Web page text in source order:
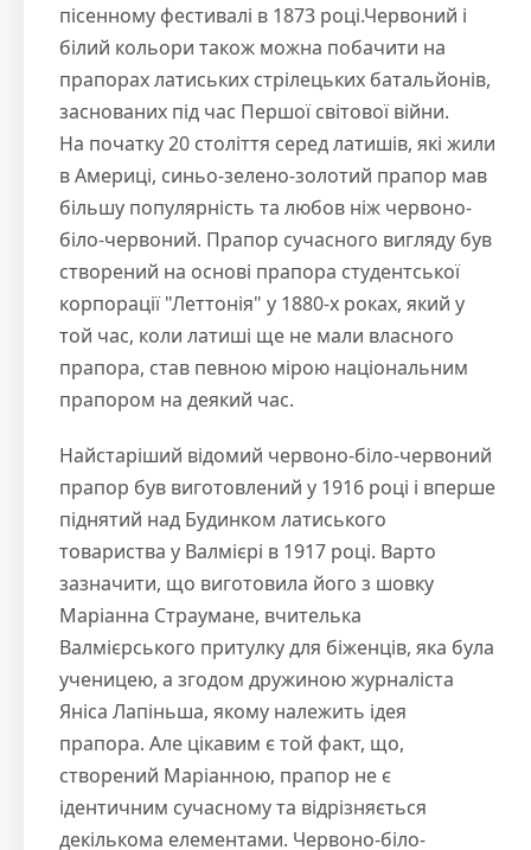
пісенному фестивалі в 1873 році.Червоний і
білий кольори також можна побачити на
прапорах латиських стрілецьких батальйонів,
заснованих під час Першої світової війни.
На початку 20 століття серед латишів, які жили
в Америці, синьо-зелено-золотий прапор мав
більшу популярність та любов ніж червоно-
біло-червоний. Прапор сучасного вигляду був
створений на основі прапора студентської
корпорації "Леттонія" у 1880-х роках, який у
той час, коли латиші ще не мали власного
прапора, став певною мірою національним
прапором на деякий час.
Найстаріший відомий червоно-біло-червоний
прапор був виготовлений у 1916 році і вперше
піднятий над Будинком латиського
товариства у Валмієрі в 1917 році. Варто
зазначити, що виготовила його з шовку
Маріанна Страумане, вчителька
Валмієрського притулку для біженців, яка була
ученицею, а згодом дружиною журналіста
Яніса Лапіньша, якому належить ідея
прапора. Але цікавим є той факт, що,
створений Маріанною, прапор не є
ідентичним сучасному та відрізняється
декількома елементами. Червоно-біло-